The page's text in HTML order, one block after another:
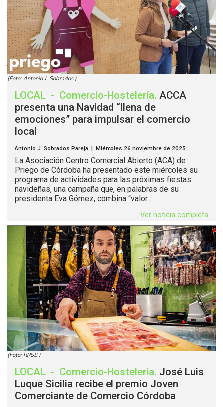
(Foto: Antonio J. Sobrados.)
LOCAL - Comercio-Hostelería. ACCA
presenta una Navidad “llena de
emociones” para impulsar el comercio
local
Antonio J. Sobrados Pareja | Miércoles 26 noviembre de 2025
La Asociación Centro Comercial Abierto (ACA) de
Priego de Córdoba ha presentado este miércoles su
programa de actividades para las próximas fiestas
navideñas, una campaña que, en palabras de su
presidenta Eva Gómez, combina “valor...
Ver noticia completa
(Foto: RRSS.)
LOCAL - Comercio-Hostelería. José Luis
Luque Sicilia recibe el premio Joven
Comerciante de Comercio Córdoba